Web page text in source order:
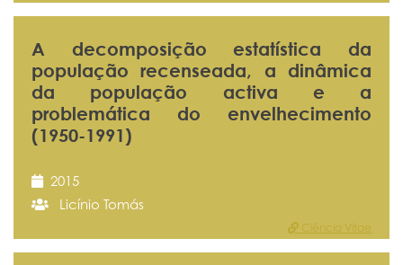
A decomposição estatística da
população recenseada, a dinâmica
da população activa e a
problemática do envelhecimento
(1950-1991)
2015
Licínio Tomás
Ciência Vitae